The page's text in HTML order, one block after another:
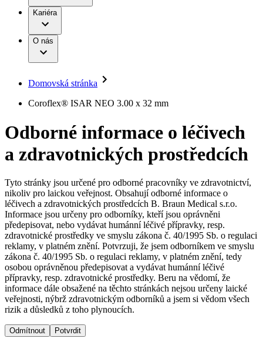
Léčba bolesti
Mimotělní očišťování krve
Neurochirurgie
Onkologie
Ortopedie
Páteřní chirurgie
Péče o rány
Prevence a kontrola infekcí
Uzavírání ran
Řešení
Terapie
Onemocnění
B. Braun Avitum
Dialyzační střediska​
B. Braun Avitum poskytuje kvalitní dialyzační péči ve všech
svých střediscích v České republice. Více informací se
dozvíte na stránkách jednotlivých středisek.
Práce a kariéra
Naše kultura
Vaše příležitost​
Nabídky pracovních míst
Objevte své kariérní příležitosti ​v B. Braun. Vyhledejte náš trh
práce​ pro zajímavé pozice.​
Odpovědnost
Média
Tiskové zprávy
Kontakt
Kontaktní formulář
Registrace k odběru newsletteru
Odpovědnost
Média
Kontakt
Kariéra
O nás
Domovská stránka
Coroflex® ISAR NEO 3.00 x 32 mm
Odborné informace o léčivech
a zdravotnických prostředcích
Tyto stránky jsou určené pro odborné pracovníky ve zdravotnictví,
nikoliv pro laickou veřejnost. Obsahují odborné informace o
léčivech a zdravotnických prostředcích B. Braun Medical s.r.o.
Informace jsou určeny pro odborníky, kteří jsou oprávněni
předepisovat, nebo vydávat humánní léčivé přípravky, resp.
zdravotnické prostředky ve smyslu zákona č. 40/1995 Sb. o regulaci
reklamy, v platném znění. Potvrzuji, že jsem odborníkem ve smyslu
zákona č. 40/1995 Sb. o regulaci reklamy, v platném znění, tedy
osobou oprávněnou předepisovat a vydávat humánní léčivé
přípravky, resp. zdravotnické prostředky. Beru na vědomí, že
informace dále obsažené na těchto stránkách nejsou určeny laické
veřejnosti, nýbrž zdravotnickým odborníků a jsem si vědom všech
rizik a důsledků z toho plynoucích.
Odmítnout Potvrdit